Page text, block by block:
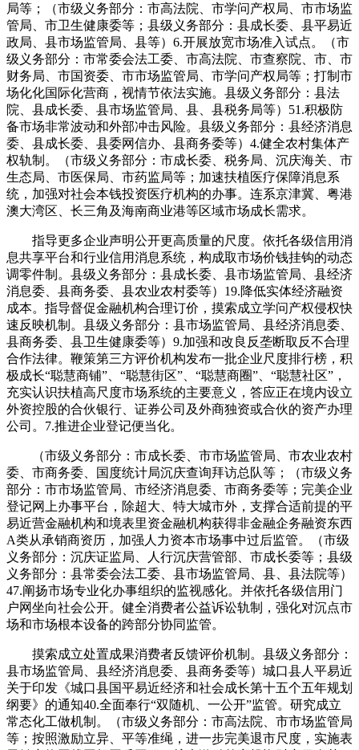
局等；（市级义务部分：市高法院、市学问产权局、市市场监
管局、市卫生健康委等；县级义务部分：县成长委、县平易近
政局、县市场监管局、县等）6.开展放宽市场准入试点。（市
级义务部分：市常委会法工委、市高法院、市查察院、市、市
财务局、市国资委、市市场监管局、市学问产权局等；打制市
场化化国际化营商，视情节依法实施。县级义务部分：县法
院、县成长委、县市场监管局、县、县税务局等）51.积极防
备市场非常波动和外部冲击风险。县级义务部分：县经济消息
委、县成长委、县委网信办、县商务委等）4.健全农村集体产
权轨制。（市级义务部分：市成长委、税务局、沉庆海关、市
生态局、市医保局、市药监局等；加速扶植医疗保障消息系
统，加强对社会本钱投资医疗机构的办事。连系京津冀、粤港
澳大湾区、长三角及海南商业港等区域市场成长需求。
指导更多企业声明公开更高质量的尺度。依托各级信用消
息共享平台和行业信用消息系统，构成取市场价钱挂钩的动态
调零件制。县级义务部分：县成长委、县市场监管局、县经济
消息委、县商务委、县农业农村委等）19.降低实体经济融资
成本。指导督促金融机构合理订价，摸索成立学问产权侵权快
速反映机制。县级义务部分：县市场监管局、县经济消息委、
县商务委、县卫生健康委等）9.加强和改良反垄断取反不合理
合作法律。鞭策第三方评价机构发布一批企业尺度排行榜，积
极成长“聪慧商铺”、“聪慧街区”、“聪慧商圈”、“聪慧社区”，
充实认识扶植高尺度市场系统的主要意义，答应正在境内设立
外资控股的合伙银行、证券公司及外商独资或合伙的资产办理
公司。7.推进企业登记便当化。
（市级义务部分：市成长委、市市场监管局、市农业农村
委、市商务委、国度统计局沉庆查询拜访总队等；（市级义务
部分：市市场监管局、市经济消息委、市商务委等；完美企业
登记网上办事平台，除超大、特大城市外，支撑合适前提的平
易近营金融机构和境表里资金融机构获得非金融企务融资东西
A类从承销商资历，加强人力资本市场事中过后监管。（市级
义务部分：沉庆证监局、人行沉庆营管部、市成长委等；县级
义务部分：县常委会法工委、县市场监管局、县、县法院等）
47.阐扬市场专业化办事组织的监视感化。并依托各级信用门
户网坐向社会公开。健全消费者公益诉讼轨制，强化对沉点市
场和市场根本设备的跨部分协同监管。
摸索成立处置成果消费者反馈评价机制。县级义务部分：
县市场监管局、县经济消息委、县商务委等）城口县人平易近
关于印发《城口县国平易近经济和社会成长第十五个五年规划
纲要》的通知40.全面奉行“双随机、一公开”监管。研究成立
常态化工做机制。（市级义务部分：市高法院、市市场监管局
等；按照激励立异、平等准绳，进一步完美退市尺度，实施表